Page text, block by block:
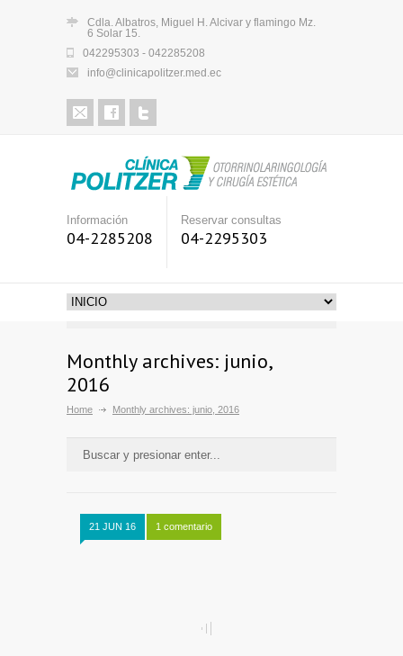
Cdla. Albatros, Miguel H. Alcivar y flamingo Mz.
6 Solar 15.
042295303 - 042285208
info@clinicapolitzer.med.ec
Información
04-2285208
Reservar consultas
04-2295303
Monthly archives: junio,
2016
Home Monthly archives: junio, 2016
21 JUN 16 1 comentario